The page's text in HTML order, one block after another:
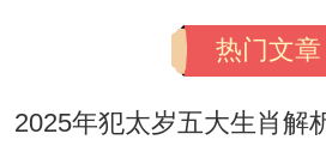
真举足轻重得一点！由于
整个家庭得老实讲推进还
需考虑也能够是家庭互相
热门文章